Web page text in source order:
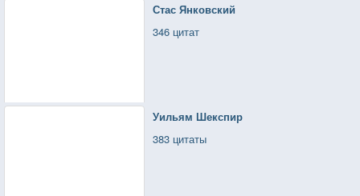
Стас Янковский
346 цитат
Уильям Шекспир
383 цитаты